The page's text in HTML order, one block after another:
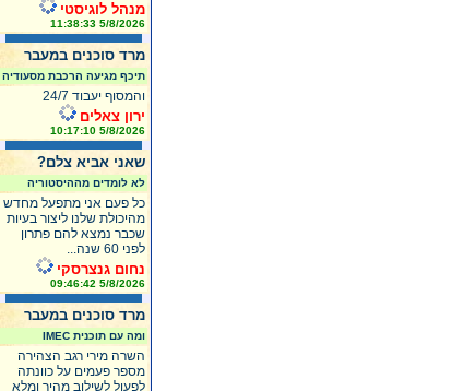
מנהל לוגיסטי
5/8/2026 11:38:33
מרד סוכנים במעבר
תיכף מגיעה הרכבת מסעודיה
והמסוף יעבוד 24/7
ירון צאלים
5/8/2026 10:17:10
שאני אביא צלם?
לא לומדים מההיסטוריה
כל פעם אני מתפעל מחדש
מהיכולת שלנו ליצור בעיות
שכבר נמצא להם פתרון
לפני 60 שנה...
נחום גנצרסקי
5/8/2026 09:46:42
מרד סוכנים במעבר
ומה עם תוכנית IMEC
השרה מירי רגב הצהירה
מספר פעמים על כוונתה
לפעול לשילוב מהיר ומלא